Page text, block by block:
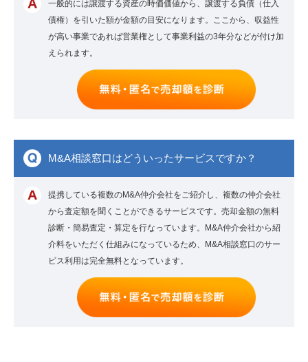
一般的には譲渡する資産の時価価値から、譲渡する負債（仕入
債権）を引いた額が金額の目安になります。ここから、収益性
が高い事業であれば営業権として事業利益の3年分などが付け加
えられます。
M&A相談窓口はどういったサービスですか？
提携している複数のM&A仲介会社をご紹介し、複数の仲介会社
から査定額を聞くことができるサービスです。売却金額の無料
診断・簡易査定・算定を行なっています。M&A仲介会社から紹
介料をいただく仕組みになっているため、M&A相談窓口のサー
ビス利用は完全無料となっています。